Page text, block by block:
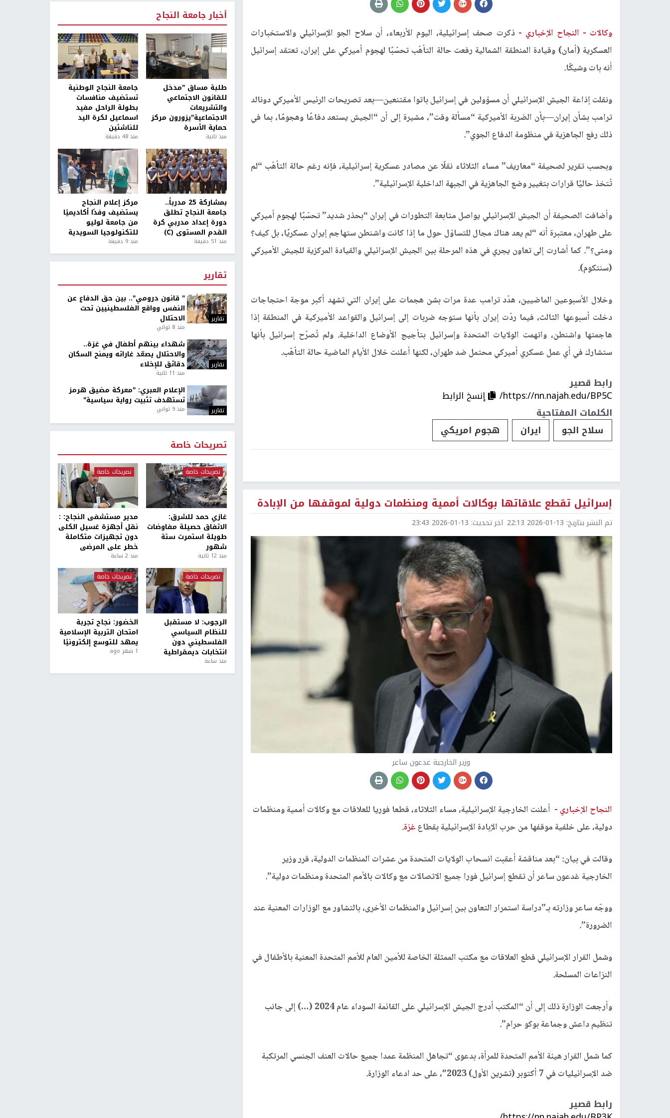
وكالات - النجاح الإخباري -ذكرت صحف إسرائيلية، اليوم الأربعاء، أن سلاح الجو الإسرائيلي والاستخبارات
العسكرية (أمان) وقيادة المنطقة الشمالية رفعت حالة التأهّب تحسّبًا لهجوم أميركي على إيران، تعتقد إسرائيل
أنه بات وشيكًا.
ونقلت إذاعة الجيش الإسرائيلي أن مسؤولين في إسرائيل باتوا مقتنعين—بعد تصريحات الرئيس الأميركي دونالد
ترامب بشأن إيران—بأن الضربة الأميركية “مسألة وقت”، مشيرة إلى أن “الجيش يستعد دفاعًا وهجومًا، بما في
ذلك رفع الجاهزية في منظومة الدفاع الجوي”.
وبحسب تقرير لصحيفة “معاريف” مساء الثلاثاء نقلًا عن مصادر عسكرية إسرائيلية، فإنه رغم حالة التأهّب “لم
تُتخذ حاليًا قرارات بتغيير وضع الجاهزية في الجبهة الداخلية الإسرائيلية”.
وأضافت الصحيفة أن الجيش الإسرائيلي يواصل متابعة التطورات في إيران “بحذر شديد” تحسّبًا لهجوم أميركي
على طهران، معتبرة أنه “لم يعد هناك مجال للتساؤل حول ما إذا كانت واشنطن ستهاجم إيران عسكريًا، بل كيف؟
ومتى؟”. كما أشارت إلى تعاون يجري في هذه المرحلة بين الجيش الإسرائيلي والقيادة المركزية للجيش الأميركي
(سنتكوم).
وخلال الأسبوعين الماضيين، هدّد ترامب عدة مرات بشن هجمات على إيران التي تشهد أكبر موجة احتجاجات
دخلت أسبوعها الثالث، فيما ردّت إيران بأنها ستوجه ضربات إلى إسرائيل والقواعد الأميركية في المنطقة إذا
هاجمتها واشنطن، واتهمت الولايات المتحدة وإسرائيل بتأجيج الأوضاع الداخلية. ولم تُصرّح إسرائيل بأنها
ستشارك في أي عمل عسكري أميركي محتمل ضد طهران، لكنها أعلنت خلال الأيام الماضية حالة التأهّب.
رابط قصير
https://nn.najah.edu/BP5C/
إنسخ الرابط
الكلمات المفتاحية
سلاح الجو
ايران هجوم امريكي
إسرائيل تقطع علاقاتها بوكالات أممية ومنظمات دولية لموقفها من الإبادة
تم النشر بتاريخ: 2026-01-13 22:13 اخر تحديث: 2026-01-13 23:43
وزير الخارجية غدعون ساعر
النجاح الإخباري - أعلنت الخارجية الإسرائيلية، مساء الثلاثاء، قطعا فوريا للعلاقات مع وكالات أممية ومنظمات
دولية، على خلفية موقفها من حرب الإبادة الإسرائيلية بقطاع غزة.
وقالت في بيان: “بعد مناقشة أعقبت انسحاب الولايات المتحدة من عشرات المنظمات الدولية، قرر وزير
الخارجية غدعون ساعر أن تقطع إسرائيل فورا جميع الاتصالات مع وكالات بالأمم المتحدة ومنظمات دولية”.
ووجّه ساعر وزارته بـ”دراسة استمرار التعاون بين إسرائيل والمنظمات الأخرى، بالتشاور مع الوزارات المعنية عند
الضرورة”.
وشمل القرار الإسرائيلي قطع العلاقات مع مكتب الممثلة الخاصة للأمين العام للأمم المتحدة المعنية بالأطفال في
النزاعات المسلحة.
وأرجعت الوزارة ذلك إلى أن “المكتب أدرج الجيش الإسرائيلي على القائمة السوداء عام 2024 (…) إلى جانب
تنظيم داعش وجماعة بوكو حرام”.
كما شمل القرار هيئة الأمم المتحدة للمرأة، بدعوى “تجاهل المنظمة عمدا جميع حالات العنف الجنسي المرتكبة
ضد الإسرائيليات في 7 أكتوبر (تشرين الأول) 2023″، على حد ادعاء الوزارة.
رابط قصير
أخبار جامعة النجاح
طلبة مساق "مدخل
للقانون الاجتماعي
والتشريعات
الاجتماعية"يزورون مركز
حماية الأسرة
منذ ثانية
جامعة النجاح الوطنية
تستضيف منافسات
بطولة الراحل مفيد
اسماعيل لكرة اليد
للناشئين
منذ 48 دقيقة
بمشاركة 25 مدرباً..
جامعة النجاح تطلق
دورة إعداد مدربي كرة
القدم المستوى (C)
منذ 51 دقيقة
مركز إعلام النجاح
يستضيف وفدًا أكاديميًا
من جامعة لوليو
للتكنولوجيا السويدية
منذ 9 دقيقة
تقارير
تقارير
" قانون درومي".. بين حق الدفاع عن
النفس وواقع الفلسطينيين تحت
الاحتلال
منذ 8 ثواني
تقارير
شهداء بينهم أطفال في غزة..
والاحتلال يصعّد غاراته ويمنح السكان
دقائق للإخلاء
منذ 11 ثانية
تقارير
الإعلام العبري: "معركة مضيق هرمز
تستهدف تثبيت رواية سياسية"
منذ 9 ثواني
تصريحات خاصة
تصريحات خاصة
غازي حمد للشرق:
الاتفاق حصيلة مفاوضات
طويلة استمرت ستة
شهور
منذ 12 ثانية
تصريحات خاصة
مدير مستشفى النجاح: :
نقل أجهزة غسيل الكلى
دون تجهيزات متكاملة
خطر على المرضى
منذ 2 ساعة
تصريحات خاصة
الرجوب: لا مستقبل
للنظام السياسي
الفلسطيني دون
انتخابات ديمقراطية
منذ ساعة
تصريحات خاصة
الخضور: نجاح تجربة
امتحان التربية الإسلامية
يمهد للتوسع إلكترونيًا
1 شهر ago